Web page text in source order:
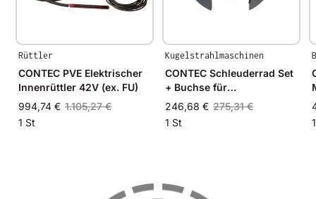
Rüttler
CONTEC PVE Elektrischer
Innenrüttler 42V (ex. FU)
994,74 € 1.105,27 €
1 St
Kugelstrahlmaschinen
CONTEC Schleuderrad Set
+ Buchse für
Kugelstrahlmaschine
ELEPHANT / MODUL 200
246,68 € 275,31 €
1 St